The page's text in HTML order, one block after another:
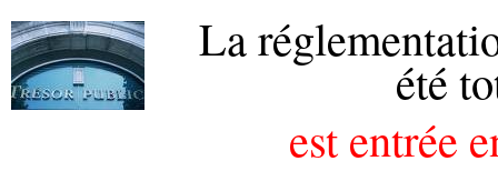
La
été
est entrée